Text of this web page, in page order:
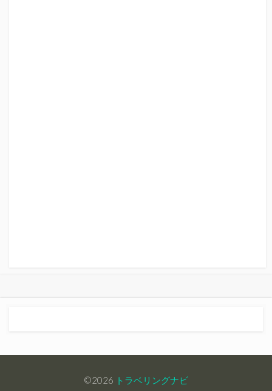
©2026 トラベリングナビ